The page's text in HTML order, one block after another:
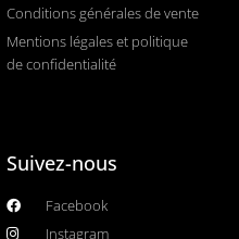
Conditions générales de vente
Mentions légales et politique
de confidentialité
Suivez-nous
Facebook
Instagram